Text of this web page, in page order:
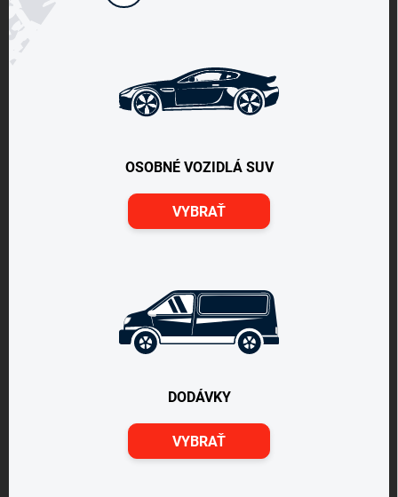
OSOBNÉ VOZIDLÁ SUV
VYBRAŤ
DODÁVKY
VYBRAŤ